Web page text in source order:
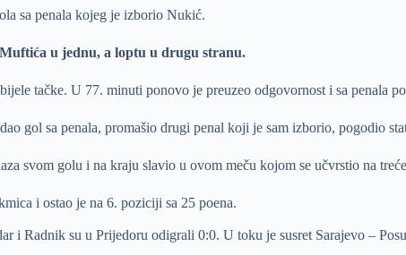
sa penala kojeg je izborio Nukić.
u jednu, a loptu u drugu stranu.
tačke. U 77. minuti ponovo je preuzeo odgovornost i sa penala
gol sa penala, promašio drugi penal koji je sam izborio, pogodio
svom golu i na kraju slavio u ovom meču kojom se učvrstio na
i ostao je na 6. poziciji sa 25 poena.
i Radnik su u Prijedoru odigrali 0:0. U toku je susret Sarajevo –